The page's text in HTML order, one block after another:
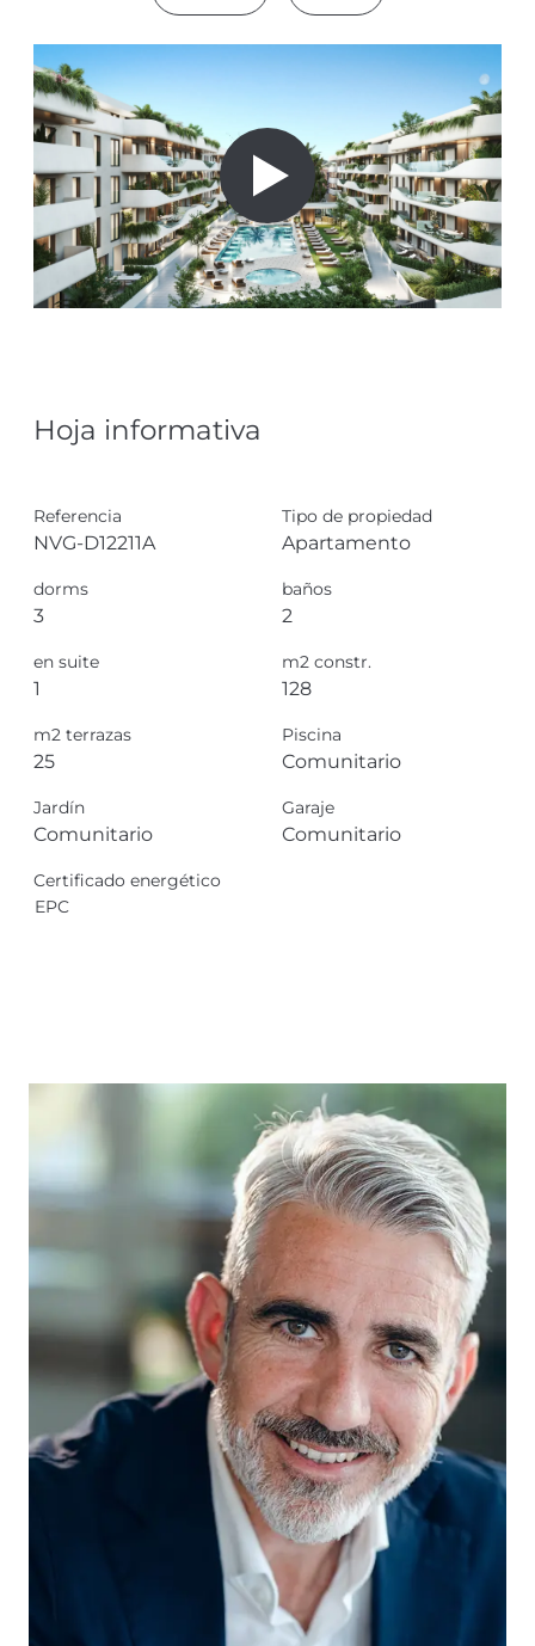
Hoja informativa
Referencia
NVG-D12211A
Tipo de propiedad
Apartamento
dorms
3
baños
2
en suite
1
m2 constr.
128
m2 terrazas
25
Piscina
Comunitario
Jardín
Comunitario
Garaje
Comunitario
Certificado energético
EPC